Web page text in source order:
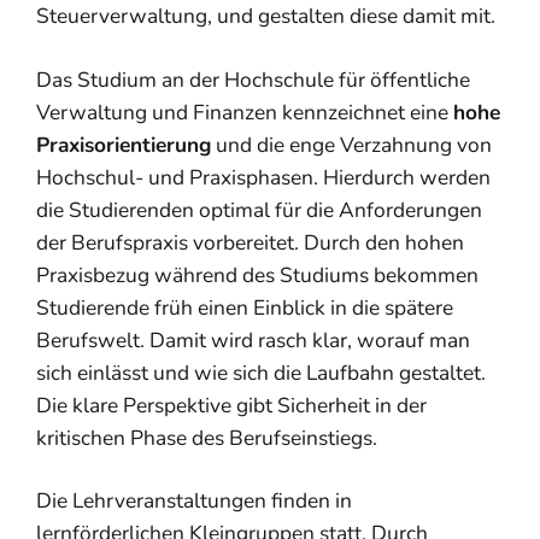
Steuerverwaltung, und gestalten diese damit mit.
Das Studium an der Hochschule für öffentliche
Verwaltung und Finanzen kennzeichnet eine hohe
Praxisorientierung und die enge Verzahnung von
Hochschul- und Praxisphasen. Hierdurch werden
die Studierenden optimal für die Anforderungen
der Berufspraxis vorbereitet. Durch den hohen
Praxisbezug während des Studiums bekommen
Studierende früh einen Einblick in die spätere
Berufswelt. Damit wird rasch klar, worauf man
sich einlässt und wie sich die Laufbahn gestaltet.
Die klare Perspektive gibt Sicherheit in der
kritischen Phase des Berufseinstiegs.
Die Lehrveranstaltungen finden in